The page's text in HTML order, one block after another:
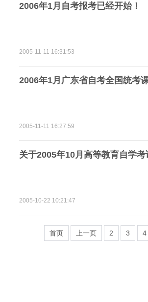
2006年1月自考报考已经开始！
2005-11-11 16:31:53
2006年1月广东省自考全国统考
2005-11-11 16:27:59
关于2005年10月高等教育自学
2005-10-22 10:21:47
首页 上一页 2 3 4